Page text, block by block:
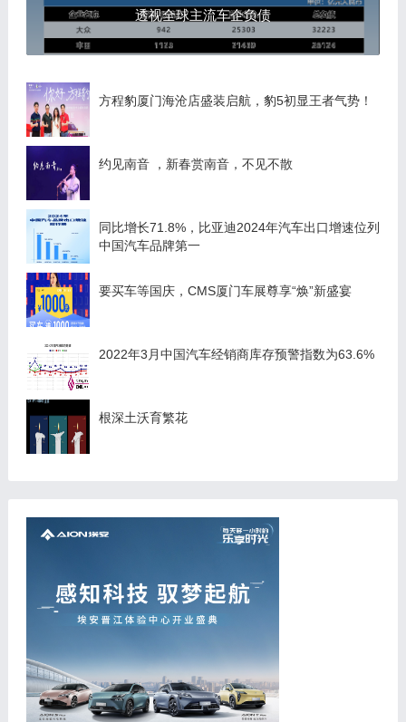
透视全球主流车企负债
方程豹厦门海沧店盛装启航，豹5初显王者气势！
约见南音 ，新春赏南音，不见不散
同比增长71.8%，比亚迪2024年汽车出口增速位列
中国汽车品牌第一
要买车等国庆，CMS厦门车展尊享“焕”新盛宴
2022年3月中国汽车经销商库存预警指数为63.6%
根深土沃育繁花